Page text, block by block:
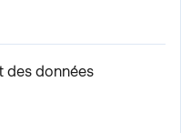
des données